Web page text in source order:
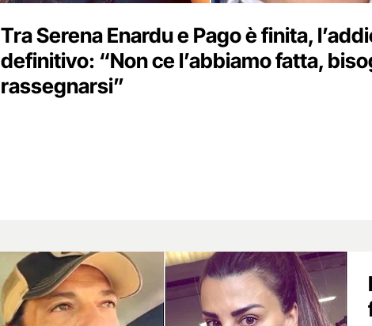
Tra Serena Enardu e Pago è finita,
definitivo: “Non ce l’abbiamo fatta,
rassegnarsi”